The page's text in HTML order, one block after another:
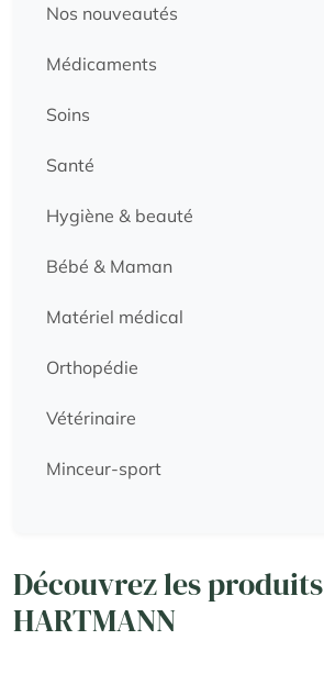
Nos nouveautés
Médicaments
Soins
Santé
Hygiène & beauté
Bébé & Maman
Matériel médical
Orthopédie
Vétérinaire
Minceur-sport
Découvrez les produits
HARTMANN